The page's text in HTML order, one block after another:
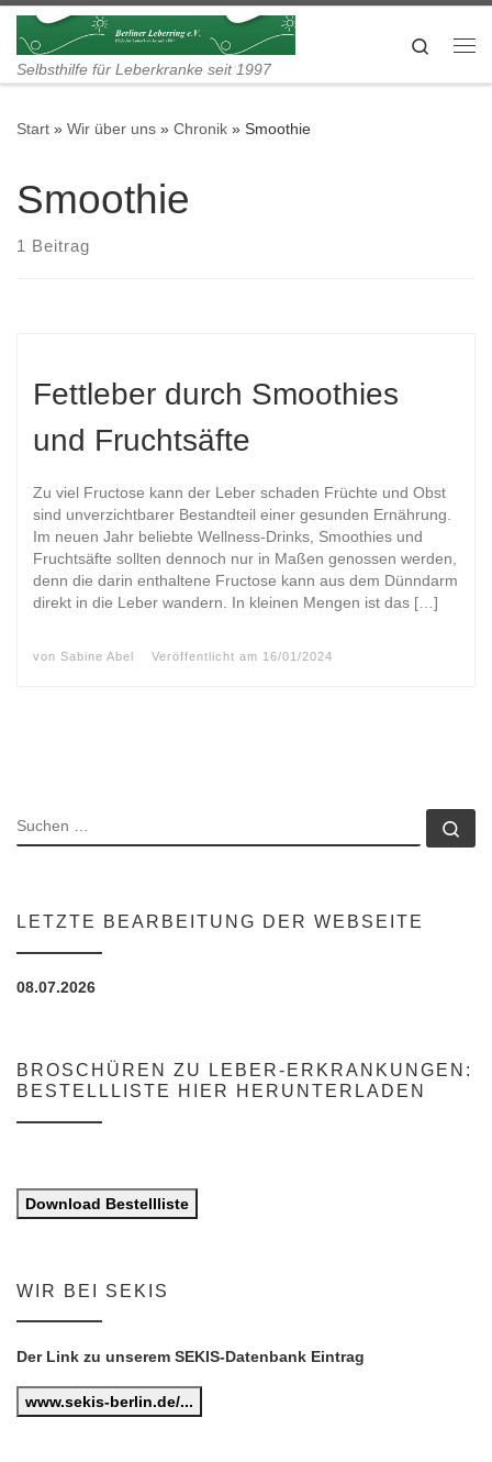
Zum Inhalt springen
Selbsthilfe für Leberkranke seit 1997
Search
Start » Wir über uns » Chronik » Smoothie
Smoothie
1 Beitrag
Fettleber durch Smoothies
und Fruchtsäfte
Zu viel Fructose kann der Leber schaden Früchte und Obst
sind unverzichtbarer Bestandteil einer gesunden Ernährung.
Im neuen Jahr beliebte Wellness-Drinks, Smoothies und
Fruchtsäfte sollten dennoch nur in Maßen genossen werden,
denn die darin enthaltene Fructose kann aus dem Dünndarm
direkt in die Leber wandern. In kleinen Mengen ist das […]
von Sabine Abel Veröffentlicht am 16/01/2024
SUCHE
LETZTE BEARBEITUNG DER WEBSEITE
08.07.2026
BROSCHÜREN ZU LEBER-ERKRANKUNGEN:
BESTELLLISTE HIER HERUNTERLADEN
Download Bestellliste
WIR BEI SEKIS
Der Link zu unserem SEKIS-Datenbank Eintrag
www.sekis-berlin.de/...